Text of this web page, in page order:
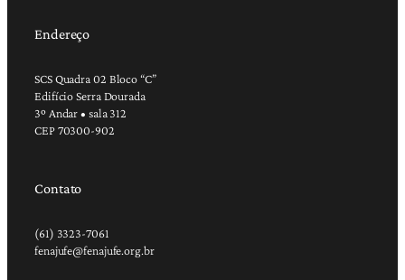
Endereço
SCS Quadra 02 Bloco “C”
Edifício Serra Dourada
3º Andar • sala 312
CEP 70300-902
Contato
(61) 3323-7061
fenajufe@fenajufe.org.br